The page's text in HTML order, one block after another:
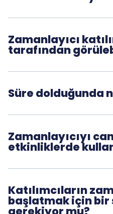
süreye sahip olduğunu
Zamanlayıcı
tarafından
böylece herkes için
Süre dolduğunda
kapatılır ve kesintisiz bir
Zamanlayıcıyı
etkinliklerde
katılımcıların kendi
Katılımcıların
başlatmak için bir